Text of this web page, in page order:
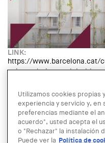
LINK:
https://www.barcelona.cat/
voltant-de-l-exposicio-
FECHA:
MARTES, 24
LUGAR:
Barcelona
GRATUÏTAT:
Free
Utilizamos cookies propias
experiencia y servicio y, en
preferencias mediante el
acuerdo", usted acepta el
o "Rechazar" la instalación
Puede ver la Política de